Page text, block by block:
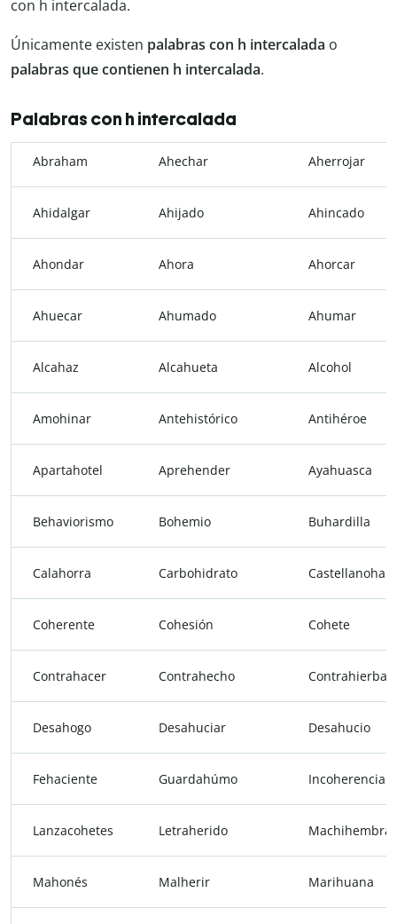
con h intercalada.
Únicamente existen palabras con h intercalada o
palabras que contienen h intercalada.
Palabras con h intercalada
Abraham Ahechar Aherrojar
Ahidalgar Ahijado Ahincado
Ahondar Ahora Ahorcar
Ahuecar Ahumado Ahumar
Alcahaz Alcahueta Alcohol
Amohinar Antehistórico Antihéroe
Apartahotel Aprehender Ayahuasca
Behaviorismo Bohemio Buhardilla
Calahorra Carbohidrato
Coherente Cohesión Cohete
Contrahacer Contrahecho Contrahierba
Desahogo Desahuciar Desahucio
Fehaciente Guardahúmo Incoherencia
Lanzacohetes Letraherido Machihembrar
Mahonés Malherir Marihuana